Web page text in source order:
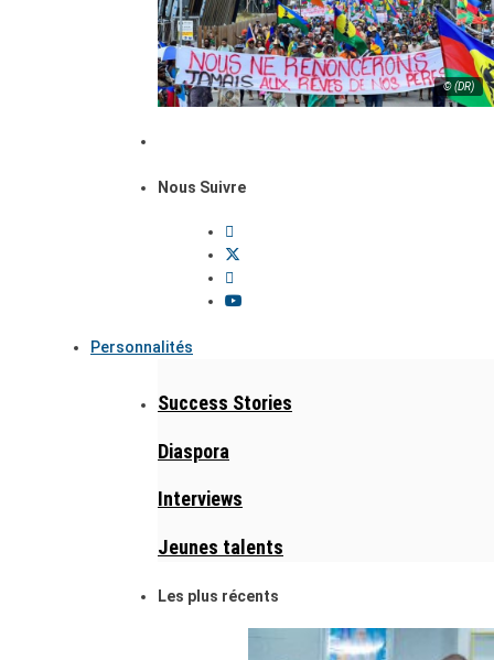
© (DR)
Nous Suivre
Personnalités
Success Stories
Diaspora
Interviews
Jeunes talents
Les plus récents